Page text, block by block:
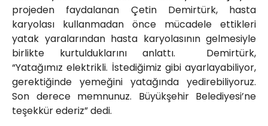
projeden faydalanan Çetin Demirtürk, hasta
karyolası kullanmadan önce mücadele ettikleri
yatak yaralarından hasta karyolasının gelmesiyle
birlikte kurtulduklarını anlattı. Demirtürk,
“Yatağımız elektrikli. İstediğimiz gibi ayarlayabiliyor,
gerektiğinde yemeğini yatağında yedirebiliyoruz.
Son derece memnunuz. Büyükşehir Belediyesi’ne
teşekkür ederiz” dedi.